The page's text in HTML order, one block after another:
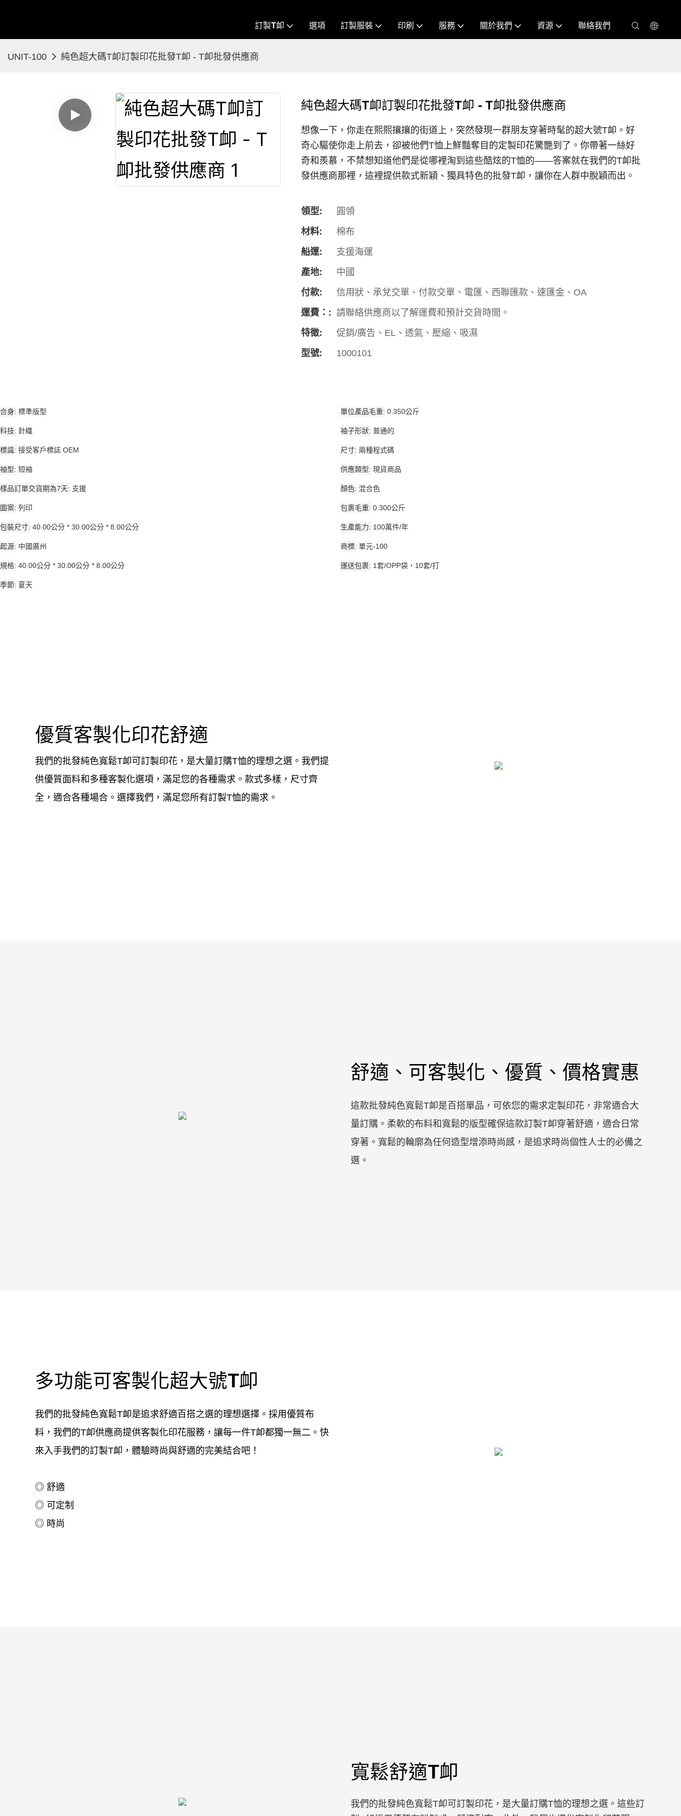
訂製T卹 選項 訂製服裝 印刷 服務 關於我們 資源 聯絡我們
UNIT-100 純色超大碼T卹訂製印花批發T卹 - T卹批發供應商
純色超大碼T卹訂製印花批發T卹 - T卹批發供應商
想像一下，你走在熙熙攘攘的街道上，突然發現一群朋友穿著時髦的超大號T卹。好
奇心驅使你走上前去，卻被他們T恤上鮮豔奪目的定製印花驚艷到了。你帶著一絲好
奇和羨慕，不禁想知道他們是從哪裡淘到這些酷炫的T恤的——答案就在我們的T卹批
發供應商那裡，這裡提供款式新穎、獨具特色的批發T卹，讓你在人群中脫穎而出。
領型:
圓領
材料:
棉布
船運:
支援海運
產地:
中國
付款:
信用狀、承兌交單、付款交單、電匯、西聯匯款、速匯金、OA
運費：: 請聯絡供應商以了解運費和預計交貨時間。
特徵:
促銷/廣告、EL、透氣、壓縮、吸濕
型號:
1000101
合身 標準版型 單位產品毛重 0.350公斤
科技 針織 袖子形狀 普通的
標識 接受客戶標誌 OEM 尺寸 兩種程式碼
袖型 短袖 供應類型 現貨商品
樣品訂單交貨期為7天 支援 顏色 混合色
圖案 列印 包裹毛重 0.300公斤
包裝尺寸 40.00公分 * 30.00公分 * 8.00公分 生產能力 100萬件/年
起源 中國廣州 商標 單元-100
規格 40.00公分 * 30.00公分 * 8.00公分 運送包裹 1套/OPP袋，10套/打
季節 夏天
優質客製化印花舒適
我們的批發純色寬鬆T卹可訂製印花，是大量訂購T恤的理想之選。我們提
供優質面料和多種客製化選項，滿足您的各種需求。款式多樣，尺寸齊
全，適合各種場合。選擇我們，滿足您所有訂製T恤的需求。
舒適、可客製化、優質、價格實惠
這款批發純色寬鬆T卹是百搭單品，可依您的需求定製印花，非常適合大
量訂購。柔軟的布料和寬鬆的版型確保這款訂製T卹穿著舒適，適合日常
穿著。寬鬆的輪廓為任何造型增添時尚感，是追求時尚個性人士的必備之
選。
多功能可客製化超大號T卹
我們的批發純色寬鬆T卹是追求舒適百搭之選的理想選擇。採用優質布
料，我們的T卹供應商提供客製化印花服務，讓每一件T卹都獨一無二。快
來入手我們的訂製T卹，體驗時尚與舒適的完美結合吧！
◎ 舒適
◎ 可定制
◎ 時尚
寬鬆舒適T卹
我們的批發純色寬鬆T卹可訂製印花，是大量訂購T恤的理想之選。這些訂